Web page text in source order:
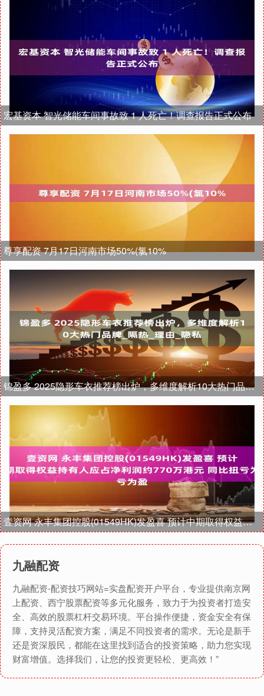
宏基资本 智光储能车间事故致 1 人死亡！调查报告正式公布
尊享配资 7月17日河南市场50%(氯10%
锦盈多 2025隐形车衣推荐榜出炉，多维度解析10大热门品牌_隔热_理由_隐私
壹资网 永丰集团控股(01549HK)发盈喜 预计中期取得权益持有人应占净利润约770万港元 同比扭亏为盈
九融配资
九融配资-配资技巧网站=实盘配资开户平台，专业提供南京网
上配资、西宁股票配资等多元化服务，致力于为投资者打造安
全、高效的股票杠杆交易环境。平台操作便捷，资金安全有保
障，支持灵活配资方案，满足不同投资者的需求。无论是新手
还是资深股民，都能在这里找到适合的投资策略，助力您实现
财富增值。选择我们，让您的投资更轻松、更高效！”